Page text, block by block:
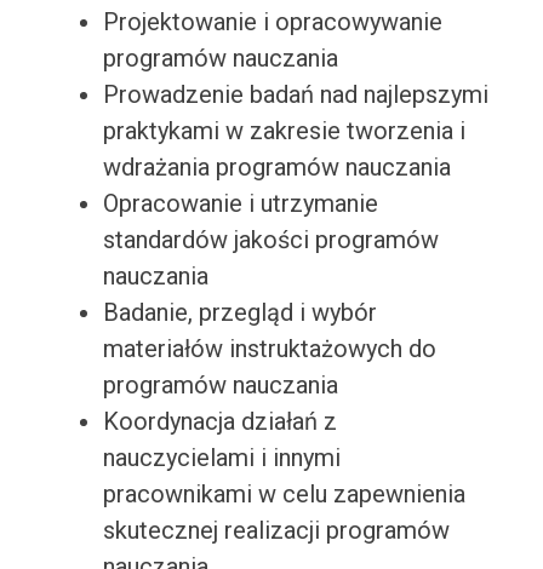
Projektowanie i opracowywanie
programów nauczania
Prowadzenie badań nad najlepszymi
praktykami w zakresie tworzenia i
wdrażania programów nauczania
Opracowanie i utrzymanie
standardów jakości programów
nauczania
Badanie, przegląd i wybór
materiałów instruktażowych do
programów nauczania
Koordynacja działań z
nauczycielami i innymi
pracownikami w celu zapewnienia
skutecznej realizacji programów